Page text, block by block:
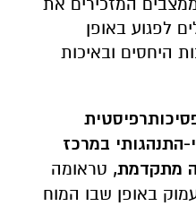
לפגוע באופן
היחסים ובאיכות
התנהגותי במרכז
מתקדמת, טראומה
באופן שבו המוח